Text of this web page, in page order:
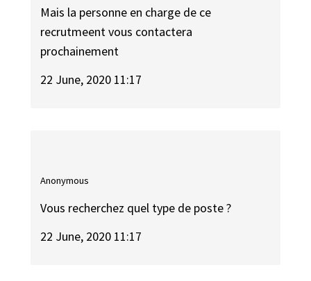
Mais la personne en charge de ce
recrutmeent vous contactera
prochainement
22 June, 2020 11:17
Anonymous
Vous recherchez quel type de poste ?
22 June, 2020 11:17